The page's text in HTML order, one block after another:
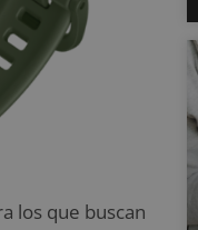
los que buscan